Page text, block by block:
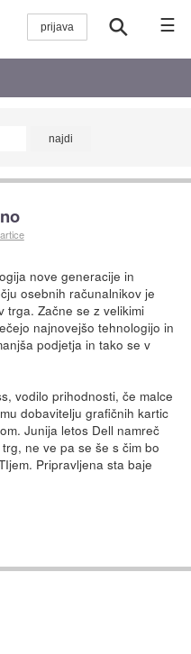
☰
nove generacije in
osebnih računalnikov je
trga. Začne se z velikimi
najnovejšo tehnologijo in
podjetja in tako se v
vodilo prihodnosti, če malce
dobavitelju grafičnih kartic
Junija letos Dell namreč
ne ve pa se še s čim bo
Pripravljena sta baje